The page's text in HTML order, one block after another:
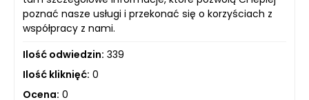
poznać nasze usługi i przekonać się o korzyściach z
współpracy z nami.
Ilość odwiedzin: 339
Ilość kliknięć: 0
Ocena: 0